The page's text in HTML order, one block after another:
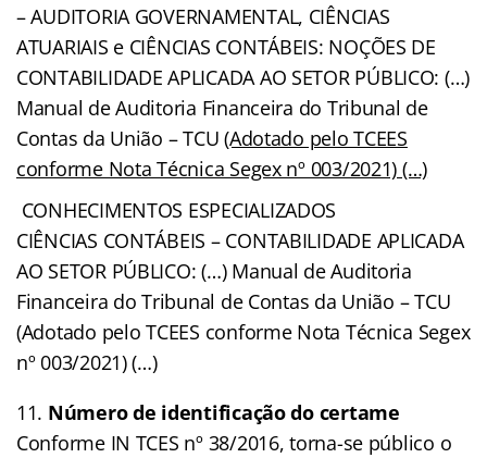
– AUDITORIA GOVERNAMENTAL, CIÊNCIAS
ATUARIAIS e CIÊNCIAS CONTÁBEIS: NOÇÕES DE
CONTABILIDADE APLICADA AO SETOR PÚBLICO: (…)
Manual de Auditoria Financeira do Tribunal de
Contas da União – TCU(Adotado pelo TCEES
conforme Nota Técnica Segex nº 003/2021) (…)
CONHECIMENTOS ESPECIALIZADOS
CIÊNCIAS CONTÁBEIS – CONTABILIDADE APLICADA
AO SETOR PÚBLICO: (…) Manual de Auditoria
Financeira do Tribunal de Contas da União – TCU
(Adotado pelo TCEES conforme Nota Técnica Segex
nº 003/2021) (…)
Número de identificação do certame
Conforme IN TCES nº 38/2016, torna-se público o